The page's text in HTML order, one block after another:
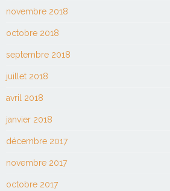
novembre 2018
octobre 2018
septembre 2018
juillet 2018
avril 2018
janvier 2018
décembre 2017
novembre 2017
octobre 2017